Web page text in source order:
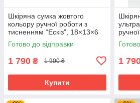
Шкіряна сумка жовтого
кольору ручної роботи з
тисненням “Ескіз”, 18×13×6
см
Готово до відправки
1 790 ₴ 1 900 ₴
Купити
1